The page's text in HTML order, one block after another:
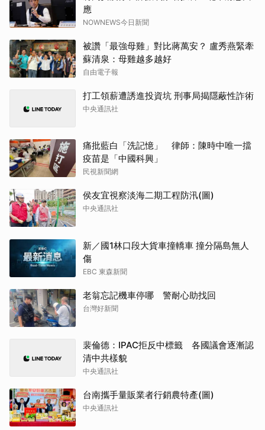
應
NOWNEWS今日新聞
被讚「最強母雞」對比蔣萬安？ 盧秀燕緊牽
蘇清泉：母雞越多越好
自由電子報
打工領薪遭誘進投資坑 刑事局揭隱蔽性詐術
中央通訊社
痛批藍白「洗記憶」 律師：陳時中唯一擋
疫苗是「中國科興」
民視新聞網
侯友宜視察淡海二期工程防汛(圖)
中央通訊社
新／國1林口段大貨車撞轎車 撞分隔島無人
傷
EBC 東森新聞
老翁忘記機車停哪 警耐心助找回
台灣好新聞
裴倫德：IPAC拒反中標籤 各國議會逐漸認
清中共樣貌
中央通訊社
台南攜手量販業者行銷農特產(圖)
中央通訊社